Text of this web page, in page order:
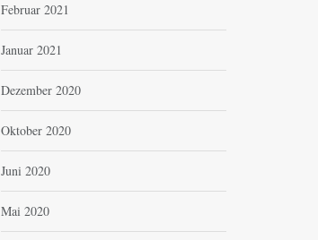
Februar 2021
Januar 2021
Dezember 2020
Oktober 2020
Juni 2020
Mai 2020